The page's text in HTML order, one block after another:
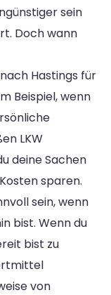
sein
Doch wann
Hastings für
Beispiel, wenn
LKW
deine Sachen
sparen.
sein, wenn
bist. Wenn du
bist zu
von